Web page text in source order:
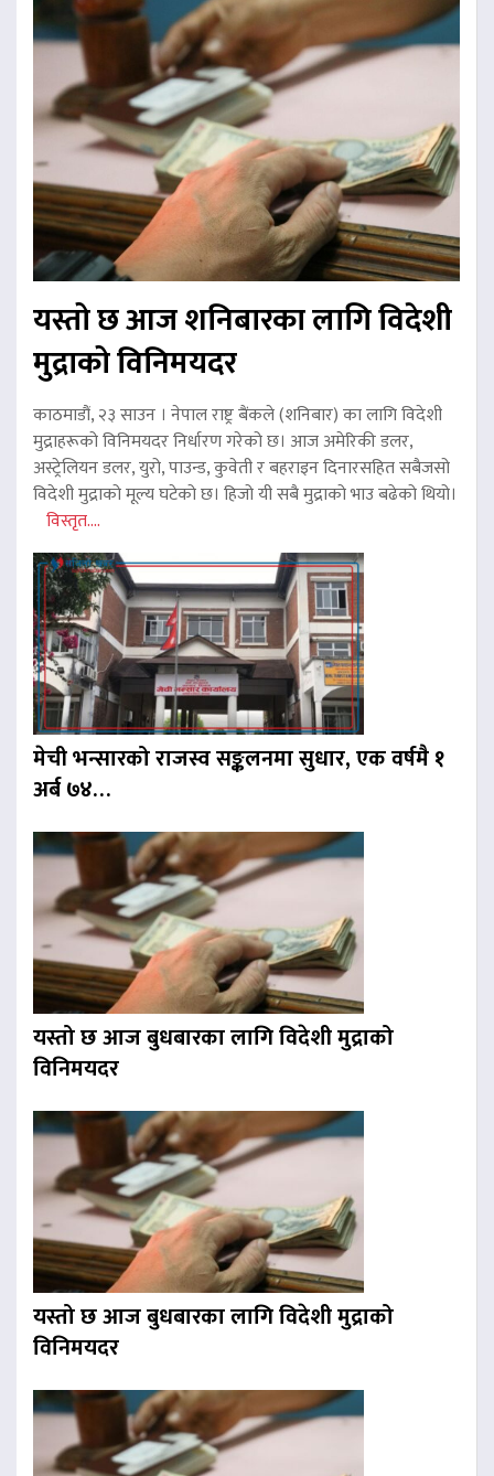
यस्तो छ आज शनिबारका लागि विदेशी
मुद्राको विनिमयदर
काठमाडौं, २३ साउन । नेपाल राष्ट्र बैंकले (शनिबार) का लागि विदेशी
मुद्राहरूको विनिमयदर निर्धारण गरेको छ। आज अमेरिकी डलर,
अस्ट्रेलियन डलर, युरो, पाउन्ड, कुवेती र बहराइन दिनारसहित सबैजसो
विदेशी मुद्राको मूल्य घटेको छ। हिजो यी सबै मुद्राको भाउ बढेको थियो।
विस्तृत....
मेची भन्सारको राजस्व सङ्कलनमा सुधार, एक वर्षमै १
अर्ब ७४…
यस्तो छ आज बुधबारका लागि विदेशी मुद्राको
विनिमयदर
यस्तो छ आज बुधबारका लागि विदेशी मुद्राको
विनिमयदर